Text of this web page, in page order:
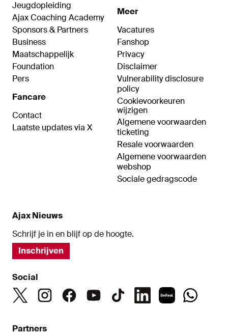
Jeugdopleiding
Ajax Coaching Academy
Sponsors & Partners
Business
Maatschappelijk
Foundation
Pers
Fancare
Contact
Laatste updates via X
Meer
Vacatures
Fanshop
Privacy
Disclaimer
Vulnerability disclosure
policy
Cookievoorkeuren
wijzigen
Algemene voorwaarden
ticketing
Resale voorwaarden
Algemene voorwaarden
webshop
Sociale gedragscode
Ajax Nieuws
Schrijf je in en blijf op de hoogte.
Inschrijven
Social
Partners